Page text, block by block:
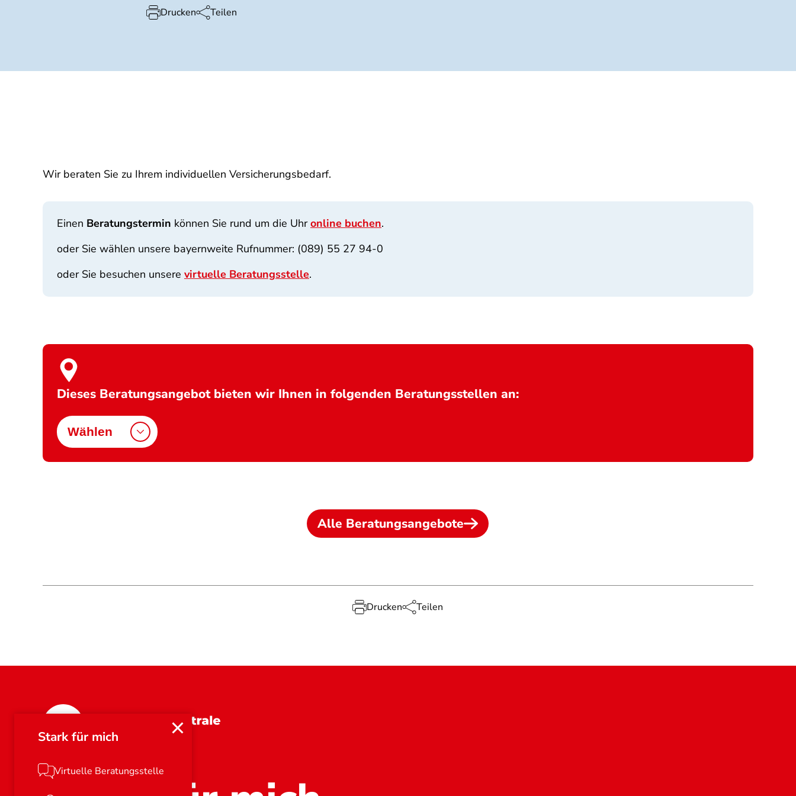
Stark für mich
Virtuelle Beratungsstelle
Drucken Teilen
Wir beraten Sie zu Ihrem individuellen Versicherungsbedarf.
Einen Beratungstermin können Sie rund um die Uhronline buchen.
oder Sie wählen unsere bayernweite Rufnummer: (089) 55 27 94-0
oder Sie besuchen unsere virtuelle Beratungsstelle.
Dieses Beratungsangebot bieten wir Ihnen in folgenden Beratungsstellen an:
Wählen
Alle Beratungsangebote
Drucken Teilen
Bayern